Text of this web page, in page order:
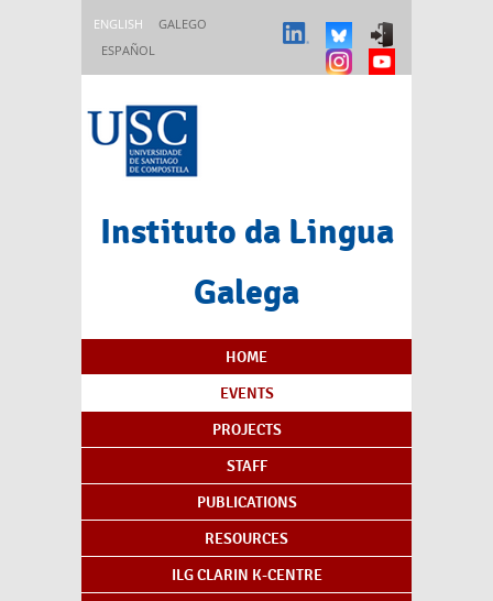
ENGLISH
GALEGO
ESPAÑOL
Instituto da Lingua
Galega
Content Index
HOME
EVENTS
PROJECTS
STAFF
PUBLICATIONS
RESOURCES
ILG CLARIN K-CENTRE